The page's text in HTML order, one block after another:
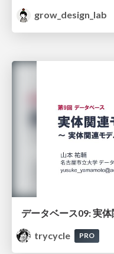
grow_design_lab
データベース09: 実
trycycle
PRO